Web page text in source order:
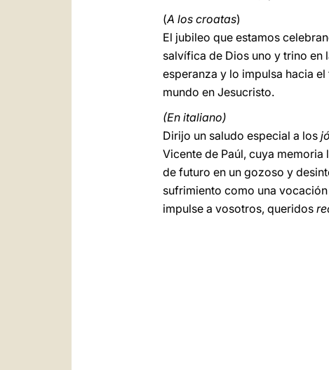
(A los croatas)
El jubileo que estamos
salvífica de Dios uno y trino en
esperanza y lo impulsa hacia
mundo en Jesucristo.
(En italiano)
Dirijo un saludo especial a los
Vicente de Paúl, cuya
de futuro en un gozoso y
sufrimiento como una
impulse a vosotros, queridos